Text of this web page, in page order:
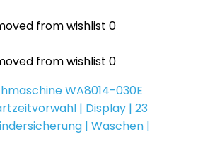
from wishlist 0
from wishlist 0